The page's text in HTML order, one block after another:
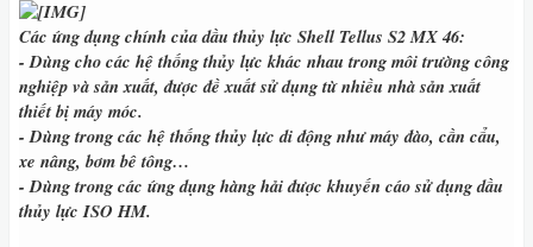
Các ứng dụng chính của dầu thủy lực Shell Tellus S2 MX 46:
- Dùng cho các hệ thống thủy lực khác nhau trong môi trường công
nghiệp và sản xuất, được đề xuất sử dụng từ nhiều nhà sản xuất
thiết bị máy móc.
- Dùng trong các hệ thống thủy lực di động như máy đào, cần cẩu,
xe nâng, bơm bê tông…
- Dùng trong các ứng dụng hàng hải được khuyến cáo sử dụng dầu
thủy lực ISO HM.